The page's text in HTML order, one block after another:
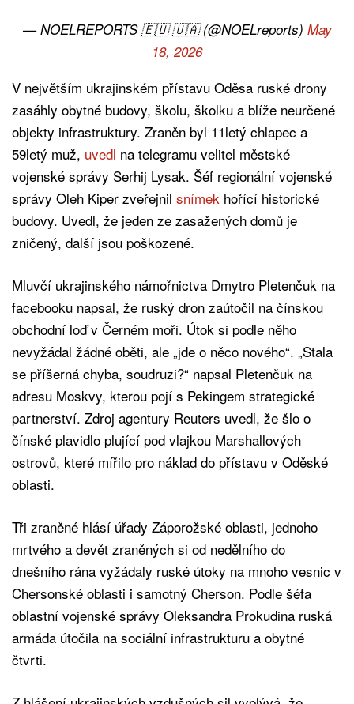
— NOELREPORTS 🇪🇺 🇺🇦 (@NOELreports) May
18, 2026
V největším ukrajinském přístavu Oděsa ruské drony
zasáhly obytné budovy, školu, školku a blíže neurčené
objekty infrastruktury. Zraněn byl 11letý chlapec a
59letý muž, uvedl na telegramu velitel městské
vojenské správy Serhij Lysak. Šéf regionální vojenské
správy Oleh Kiper zveřejnil snímek hořící historické
budovy. Uvedl, že jeden ze zasažených domů je
zničený, další jsou poškozené.
Mluvčí ukrajinského námořnictva Dmytro Pletenčuk na
facebooku napsal, že ruský dron zaútočil na čínskou
obchodní loď v Černém moři. Útok si podle něho
nevyžádal žádné oběti, ale „jde o něco nového“. „Stala
se příšerná chyba, soudruzi?“ napsal Pletenčuk na
adresu Moskvy, kterou pojí s Pekingem strategické
partnerství. Zdroj agentury Reuters uvedl, že šlo o
čínské plavidlo plující pod vlajkou Marshallových
ostrovů, které mířilo pro náklad do přístavu v Oděské
oblasti.
Tři zraněné hlásí úřady Záporožské oblasti, jednoho
mrtvého a devět zraněných si od nedělního do
dnešního rána vyžádaly ruské útoky na mnoho vesnic v
Chersonské oblasti i samotný Cherson. Podle šéfa
oblastní vojenské správy Oleksandra Prokudina ruská
armáda útočila na sociální infrastrukturu a obytné
čtvrti.